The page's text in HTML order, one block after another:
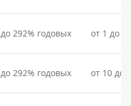
до 292% годовых от 1 до
до 292% годовых от 10 до